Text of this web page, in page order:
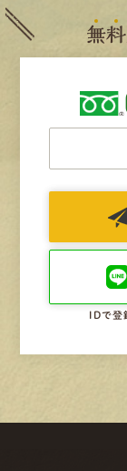
無料
IDで登